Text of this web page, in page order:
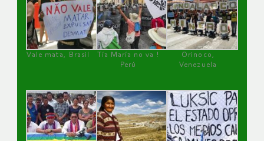
Vale mata, Brasil
Tía María no va !
Perú
Orinoco,
Venezuela